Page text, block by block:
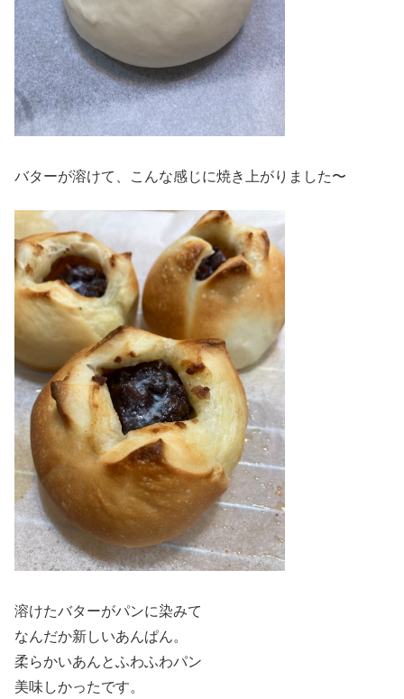
バターが溶けて、こんな感じに焼き上がりました〜
溶けたバターがパンに染みて
なんだか新しいあんぱん。
柔らかいあんとふわふわパン
美味しかったです。